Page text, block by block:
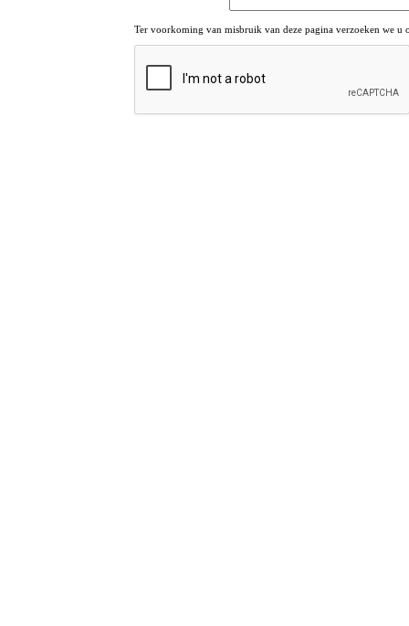
Ter voorkoming van misbruik van deze pagina verzoeken we u